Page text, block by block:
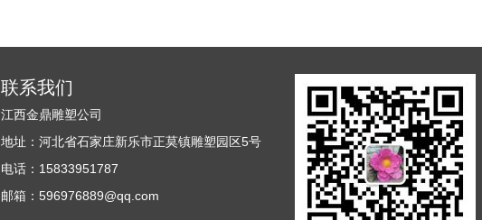
联系我们
江西金鼎雕塑公司
地址：河北省石家庄新乐市正莫镇雕塑园区5号
电话：15833951787
邮箱：596976889@qq.com